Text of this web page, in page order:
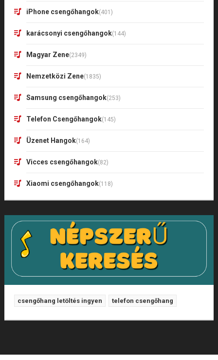
iPhone csengőhangok(401)
karácsonyi csengőhangok(144)
Magyar Zene(2349)
Nemzetközi Zene(1835)
Samsung csengőhangok(253)
Telefon Csengőhangok(145)
Üzenet Hangok(164)
Vicces csengőhangok(82)
Xiaomi csengőhangok(118)
csengőhang letöltés ingyen telefon csengőhang